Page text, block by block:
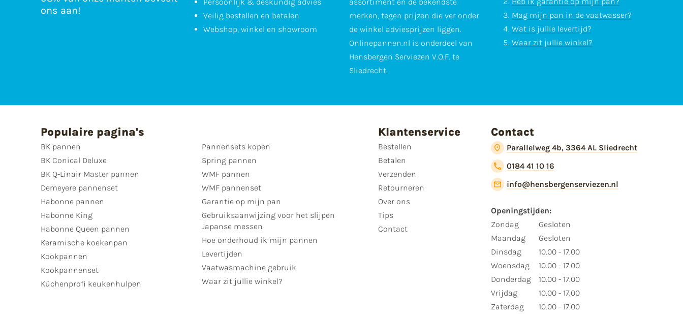
ons aan!
Persoonlijk & deskundig advies
Veilig bestellen en betalen
Webshop, winkel en showroom
assortiment en de bekendste
merken, tegen prijzen die ver onder
de winkel adviesprijzen liggen.
Onlinepannen.nl is onderdeel van
Hensbergen Serviezen V.O.F. te
Sliedrecht.
Mag mijn pan in de vaatwasser?
Wat is jullie levertijd?
Waar zit jullie winkel?
Populaire pagina's
BK pannen
BK Conical Deluxe
BK Q-Linair Master pannen
Demeyere pannenset
Habonne pannen
Habonne King
Habonne Queen pannen
Keramische koekenpan
Kookpannen
Kookpannenset
Küchenprofi keukenhulpen
Pannensets kopen
Spring pannen
WMF pannen
WMF pannenset
Garantie op mijn pan
Gebruiksaanwijzing voor het slijpen
Japanse messen
Hoe onderhoud ik mijn pannen
Levertijden
Vaatwasmachine gebruik
Waar zit jullie winkel?
Klantenservice
Bestellen
Betalen
Verzenden
Retourneren
Over ons
Tips
Contact
Contact
Parallelweg 4b, 3364 AL Sliedrecht
0184 41 10 16
info@hensbergenserviezen.nl
Openingstijden:​
​Zondag
Maandag
Dinsdag
Woensdag
Donderdag
Vrijdag
Zaterdag
Gesloten
Gesloten
10.00 - 17.00
10.00 - 17.00
10.00 - 17.00
10.00 - 17.00
10.00 - 17.00